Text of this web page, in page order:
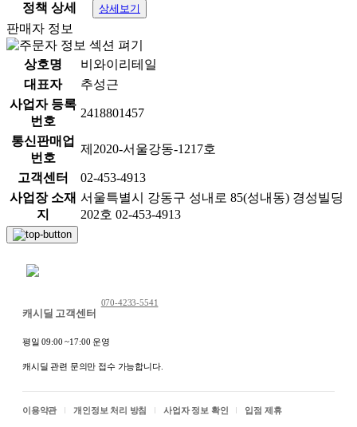
정책 상세
상세보기
판매자 정보
상호명
비와이리테일
대표자
추성근
사업자 등록
번호
2418801457
통신판매업
번호
제2020-서울강동-1217호
고객센터
02-453-4913
사업장 소재
지
서울특별시 강동구 성내로 85(성내동) 경성빌딩
202호 02-453-4913
캐시딜 고객센터
070-4233-5541
평일 09:00 ~17:00 운영
캐시딜 관련 문의만 접수 가능합니다.
이용약관 개인정보 처리 방침 사업자 정보 확인 입점 제휴